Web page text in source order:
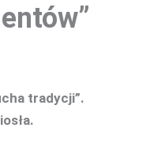
tradycji”.
.